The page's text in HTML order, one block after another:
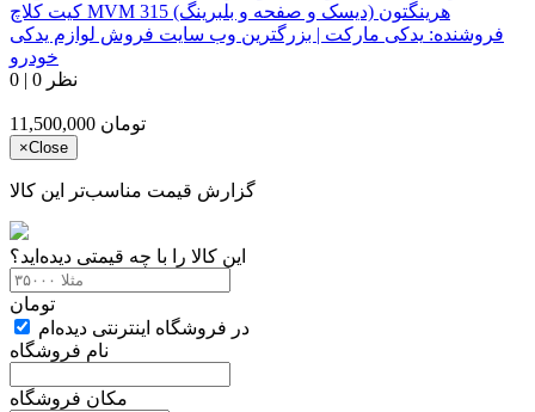
کیت کلاچ MVM 315 هرینگتون (دیسک و صفحه و بلبرینگ)
فروشنده: یدکی مارکت | بزرگترین وب سایت فروش لوازم یدکی
خودرو
0 | 0 نظر
11,500,000 تومان
×Close
گزارش قیمت مناسب‌تر این کالا
این کالا را با چه قیمتی دیده‌اید؟
تومان
در فروشگاه اینترنتی دیده‌ام
نام فروشگاه
مکان فروشگاه